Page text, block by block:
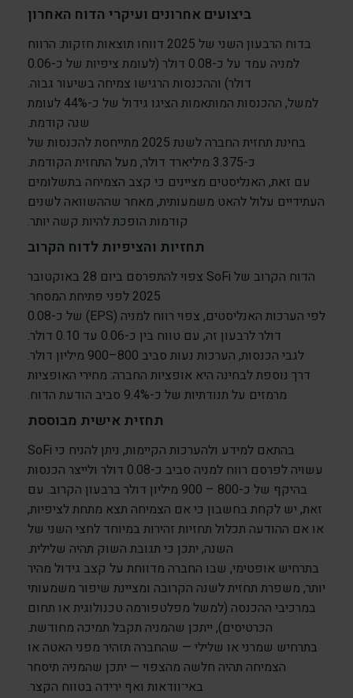
ביצועים אחרונים ועיקרי הדוח האחרון
בדוח הרבעון השני של 2025 דווחו תוצאות חזקות: הרווח
למניה עמד על כ-0.08 דולר (לעומת ציפיות של כ-0.06
דולר) וההכנסות הרגישו צמיחה בשיעור גבוה.
למשל, ההכנסות המותאמות הציגו גידול של כ-44% לעומת
שנה קודמת.
בחינת תחזית החברה לשנת 2025 מתייחסת להכנסות של
כ-3.375 מיליארד דולר, מעל התחזית הקודמת.
עם זאת, האנליסטים מציינים כי קצב הצמיחה בתשלומים
העתידיים עלול להאט משמעותית, מאחר שההשוואה לשנים
קודמות הופכת להיות קשה יותר.
תחזיות והציפיות לדוח הקרוב
הדוח הקרוב של SoFi צפוי להתפרסם ביום ‎28 באוקטובר
2025 לפני פתיחת המסחר.
לפי הערכות האנליסטים, צפוי רווח למניה (EPS) של כ-0.08
דולר לרבעון זה, עם טווח בין כ-0.06 עד 0.10 דולר.
לגבי הכנסות, הערכות נעות סביב 800–900 מיליון דולר.
דרך נוספת לבחינה היא אופציות החברה: מחירי האופציות
מרמזים על תנודתיות של כ-9.4% סביב הודעת הדוח.
תחזית אישית מבוססת
בהתאם למידע ולהערכות הקיימות, ניתן להניח כי SoFi
עשויה לפרסם רווח למניה סביב כ-0.08 דולר ולייצר הכנסות
בהיקף של כ-800 – 900 מיליון דולר ברבעון הקרוב. עם
זאת, יש לקחת בחשבון כי אם הצמיחה תצא מתחת לציפיות,
או אם ההודעה תכלול תחזיות זהירות במיוחד לחצי השני של
השנה, יתכן כי תגובת השוק תהיה שלילית.
בתרחיש אופטימי, שבו החברה מדווחת על קצב גידול מהיר
יותר, משפרת תחזית לשנה הקרובה ומציינת שיפור משמעותי
במרכיבי ההכנסה (למשל מפלטפורמה טכנולוגית או תחום
הכרטיסים), ייתכן שהמניה תקבל תמיכה מחודשת.
בתרחיש שמרני או שלילי — שהחברה תזהיר מפני האטה או
הצמיחה תהיה חלשה מהצפוי — יתכן שהמניה תיסחר
באי־וודאות ואף ירידה בטווח הקצר.